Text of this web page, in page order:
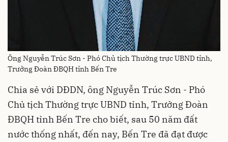
Ông Nguyễn Trúc Sơn - Phó Chủ tịch Thường trực UBND tỉnh,
Trưởng Đoàn ĐBQH tỉnh Bến Tre
Chia sẻ với DĐDN, ông Nguyễn Trúc Sơn - Phó
Chủ tịch Thường trực UBND tỉnh, Trưởng Đoàn
ĐBQH tỉnh Bến Tre cho biết, sau 50 năm đất
nước thống nhất, đến nay, Bến Tre đã đạt được